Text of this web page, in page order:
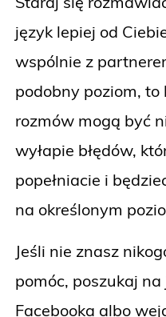
język lepiej od
wspólnie z
podobny poziom,
rozmów mogą być
wyłapie błędów,
popełniacie i
na określonym
Jeśli nie znasz
pomóc, poszukaj
Facebooka albo